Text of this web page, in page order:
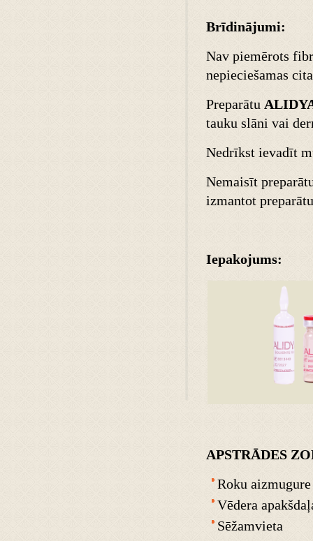
Brīdinājumi:
Nav piemērots
nepieciešamas
Preparātu
tauku slāni vai
Nedrīkst ievadīt
Nemaisīt
izmantot
Iepakojums:
APSTRĀDES
Roku aizmugure
Vēdera
Sēžamvieta